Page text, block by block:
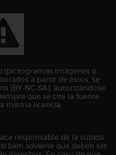
(pictogramas,imágenes o
a partir de éstos, se
(BY-NC-SA), autorizándose
que se cite la fuente,
misma licencia.
responsable de la subida
bien advierte que deben ser